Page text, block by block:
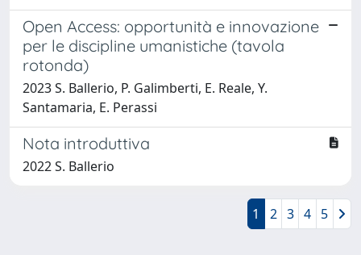
Open Access: opportunità e innovazione
per le discipline umanistiche (tavola
rotonda)
2023 S. Ballerio, P. Galimberti, E. Reale, Y.
Santamaria, E. Perassi
Nota introduttiva
2022 S. Ballerio
1 2 3 4 5